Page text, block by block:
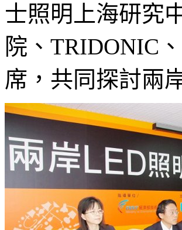
士照明上海研究
院、TRIDONIC
席，共同探討兩